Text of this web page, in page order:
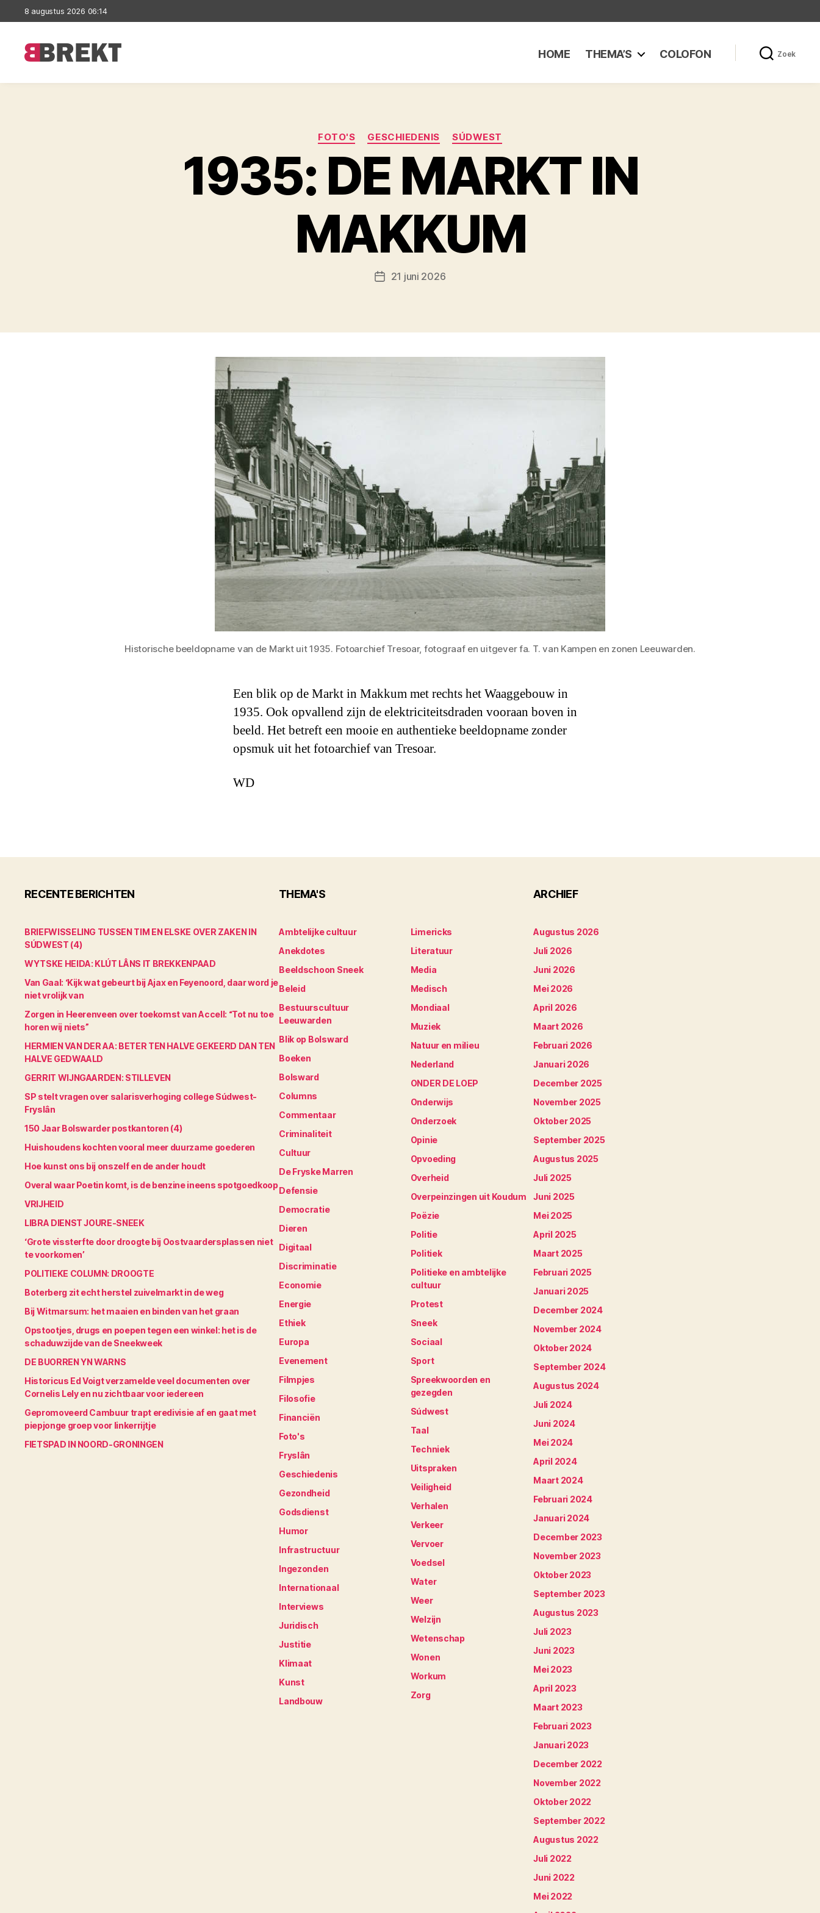
8 augustus 2026 06:14
HOME THEMA’S COLOFON Zoek
Categorieën
FOTO'S GESCHIEDENIS SÚDWEST
1935: DE MARKT IN
MAKKUM
Berichtdatum
21 juni 2026
Historische beeldopname van de Markt uit 1935. Fotoarchief Tresoar, fotograaf en uitgever fa. T. van Kampen en zonen Leeuwarden.
Een blik op de Markt in Makkum met rechts het Waaggebouw in
1935. Ook opvallend zijn de elektriciteitsdraden vooraan boven in
beeld. Het betreft een mooie en authentieke beeldopname zonder
opsmuk uit het fotoarchief van Tresoar.
WD
RECENTE BERICHTEN
BRIEFWISSELING TUSSEN TIM EN ELSKE OVER ZAKEN IN
SÚDWEST (4)
WYTSKE HEIDA: KLÚT LÂNS IT BREKKENPAAD
Van Gaal: ‘Kijk wat gebeurt bij Ajax en Feyenoord, daar word je
niet vrolijk van
Zorgen in Heerenveen over toekomst van Accell: “Tot nu toe
horen wij niets”
HERMIEN VAN DER AA: BETER TEN HALVE GEKEERD DAN TEN
HALVE GEDWAALD
GERRIT WIJNGAARDEN: STILLEVEN
SP stelt vragen over salarisverhoging college Súdwest-
Fryslân
150 Jaar Bolswarder postkantoren (4)
Huishoudens kochten vooral meer duurzame goederen
Hoe kunst ons bij onszelf en de ander houdt
Overal waar Poetin komt, is de benzine ineens spotgoedkoop
VRIJHEID
LIBRA DIENST JOURE-SNEEK
‘Grote vissterfte door droogte bij Oostvaardersplassen niet
te voorkomen’
POLITIEKE COLUMN: DROOGTE
Boterberg zit echt herstel zuivelmarkt in de weg
Bij Witmarsum: het maaien en binden van het graan
Opstootjes, drugs en poepen tegen een winkel: het is de
schaduwzijde van de Sneekweek
DE BUORREN YN WARNS
Historicus Ed Voigt verzamelde veel documenten over
Cornelis Lely en nu zichtbaar voor iedereen
Gepromoveerd Cambuur trapt eredivisie af en gaat met
piepjonge groep voor linkerrijtje
FIETSPAD IN NOORD-GRONINGEN
THEMA'S
Ambtelijke cultuur
Anekdotes
Beeldschoon Sneek
Beleid
Bestuurscultuur
Leeuwarden
Blik op Bolsward
Boeken
Bolsward
Columns
Commentaar
Criminaliteit
Cultuur
De Fryske Marren
Defensie
Democratie
Dieren
Digitaal
Discriminatie
Economie
Energie
Ethiek
Europa
Evenement
Filmpjes
Filosofie
Financiën
Foto's
Fryslân
Geschiedenis
Gezondheid
Godsdienst
Humor
Infrastructuur
Ingezonden
Internationaal
Interviews
Juridisch
Justitie
Klimaat
Kunst
Landbouw
Limericks
Literatuur
Media
Medisch
Mondiaal
Muziek
Natuur en milieu
Nederland
ONDER DE LOEP
Onderwijs
Onderzoek
Opinie
Opvoeding
Overheid
Overpeinzingen uit Koudum
Poëzie
Politie
Politiek
Politieke en ambtelijke
cultuur
Protest
Sneek
Sociaal
Sport
Spreekwoorden en
gezegden
Súdwest
Taal
Techniek
Uitspraken
Veiligheid
Verhalen
Verkeer
Vervoer
Voedsel
Water
Weer
Welzijn
Wetenschap
Wonen
Workum
Zorg
ARCHIEF
Augustus 2026
Juli 2026
Juni 2026
Mei 2026
April 2026
Maart 2026
Februari 2026
Januari 2026
December 2025
November 2025
Oktober 2025
September 2025
Augustus 2025
Juli 2025
Juni 2025
Mei 2025
April 2025
Maart 2025
Februari 2025
Januari 2025
December 2024
November 2024
Oktober 2024
September 2024
Augustus 2024
Juli 2024
Juni 2024
Mei 2024
April 2024
Maart 2024
Februari 2024
Januari 2024
December 2023
November 2023
Oktober 2023
September 2023
Augustus 2023
Juli 2023
Juni 2023
Mei 2023
April 2023
Maart 2023
Februari 2023
Januari 2023
December 2022
November 2022
Oktober 2022
September 2022
Augustus 2022
Juli 2022
Juni 2022
Mei 2022